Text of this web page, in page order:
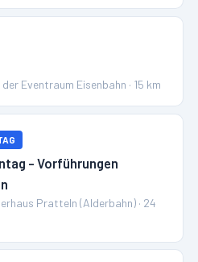
Eventraum Eisenbahn · 15 km
- Vorführungen
Pratteln (Alderbahn) · 24